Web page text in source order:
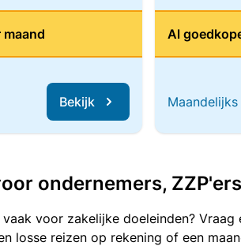
Bekijk
Al
ondernemers,
vaak voor zakelijke doeleinden?
losse reizen op rekening of een